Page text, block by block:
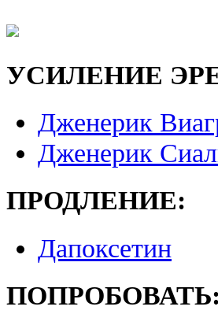
УСИЛЕНИЕ
Дженерик
Дженерик
ПРОДЛЕНИЕ:
Дапоксетин
ПОПРОБОВАТЬ: